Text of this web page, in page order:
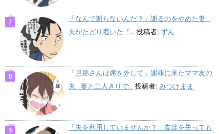
「なんで謝らないんだ？」謝るのをやめた妻…
夫がたどり着いた『... 投稿者: ずん
「旦那さんは席を外して」謝罪に来たママ友の
夫…妻と二人きりで... 投稿者: みつけまま
「夫を利用していませんか？」友達を失っても